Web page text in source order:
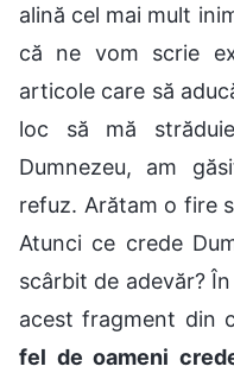
alină cel mai mult
că ne vom scrie
articole care să
loc să mă
Dumnezeu, am
refuz. Arătam o fire
Atunci ce crede
scârbit de adevăr?
acest fragment din
fel de oameni